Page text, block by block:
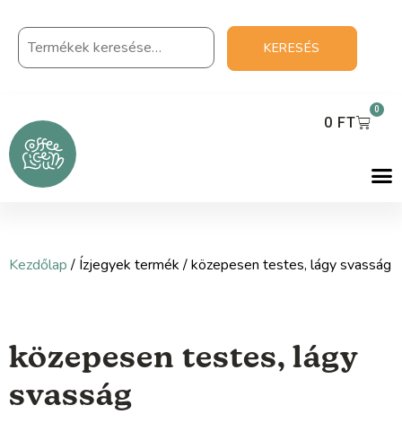
KERESÉS
0 FT
0
Kezdőlap/ Ízjegyek termék / közepesen testes, lágy svasság
közepesen testes, lágy
svasság